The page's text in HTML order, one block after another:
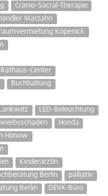
Cranio-Sacral-Therapie
Marzahn
Köpenick
Center
Buchhaltung
LED-Beleuchtung
Honda
Hönow
Kinderärztin
Berlin
palliativ
Berlin
DEVK-Büro